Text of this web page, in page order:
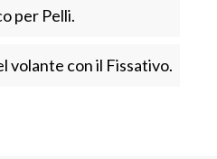
per Pelli.
volante con il Fissativo.